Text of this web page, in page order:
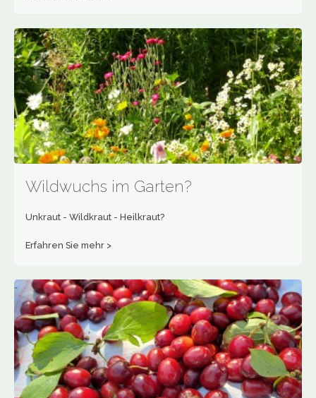
Wildwuchs im Garten?
Unkraut - Wildkraut - Heilkraut?
Erfahren Sie mehr >